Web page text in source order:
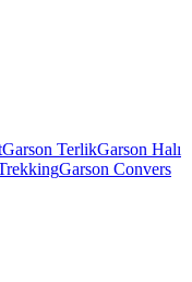
Garson TerlikGarson Halı
Garson Convers